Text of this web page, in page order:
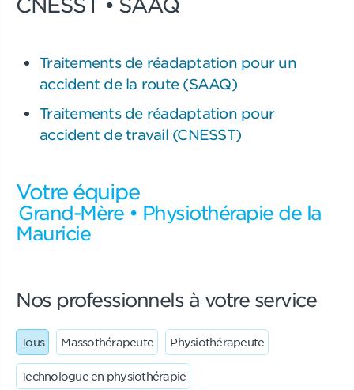
Traitements de réadaptation pour un
accident de la route (SAAQ)
Traitements de réadaptation pour
accident de travail (CNESST)
Votre équipe
Grand-Mère • Physiothérapie de la
Mauricie
Nos professionnels à votre service
Tous Massothérapeute Physiothérapeute
Technologue en physiothérapie